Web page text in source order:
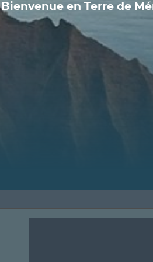
Bienvenue en Terre de